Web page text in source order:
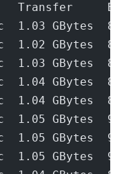
1.03
1.02
1.03
1.04
1.04
1.05
1.05
1.05